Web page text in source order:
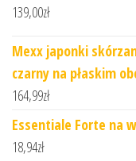
139,00zł
Mexx japonki
czarny na płaskim
164,99zł
Essentiale Forte na
18,94zł